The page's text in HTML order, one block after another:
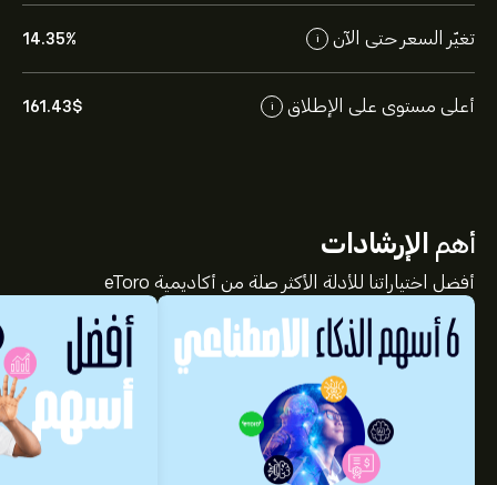
تغيّر السعر حتى الآن i
14.35%
أعلى مستوى على الإطلاق i
161.43‎$‎
أهم الإرشادات
أفضل اختياراتنا للأدلة الأكثر صلة من أكاديمية eToro